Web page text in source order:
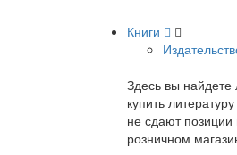
Книги
Здесь вы найдете
купить
не сдают позиции
розничном